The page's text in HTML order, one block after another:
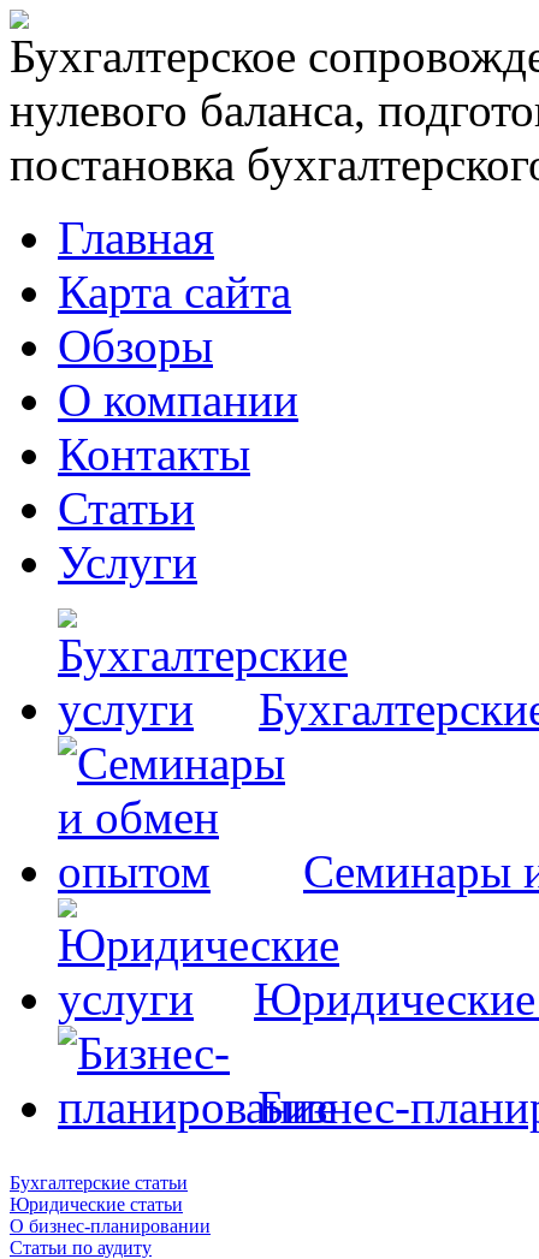
Бухгалтерское
нулевого баланса,
постановка
Главная
Карта сайта
Обзоры
О компании
Контакты
Статьи
Услуги
Семинары
Юридические
Бизнес-
Бухгалтерские статьи
Юридические статьи
О бизнес-планировании
Статьи по аудиту